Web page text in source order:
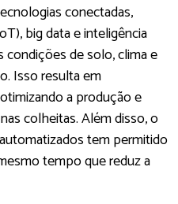
conectadas,
big data e inteligência
de solo, clima e
Isso resulta em
a produção e
colheitas. Além disso, o
tem permitido
tempo que reduz a